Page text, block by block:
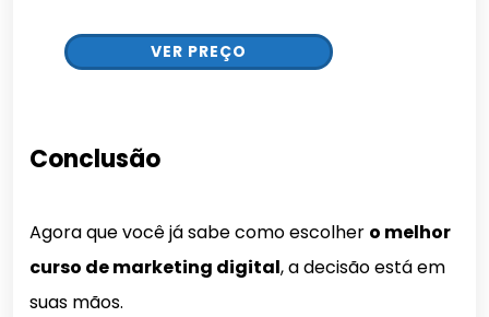
VER PREÇO
Conclusão
Agora que você já sabe como escolher o melhor
curso de marketing digital, a decisão está em
suas mãos.